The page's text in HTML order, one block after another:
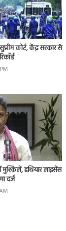
कोर्ट, केंद्र सरकार से
हथियार लाइसेंस
दर्ज